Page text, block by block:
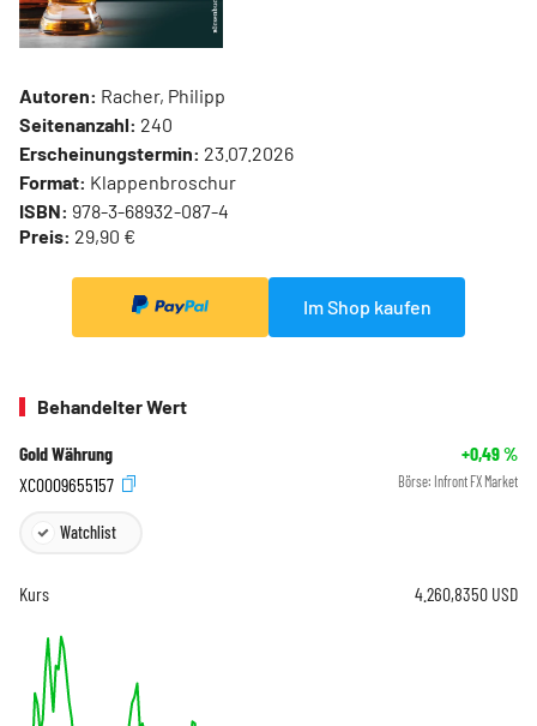
Autoren: Racher, Philipp
Seitenanzahl: 240
Erscheinungstermin: 23.07.2026
Format: Klappenbroschur
ISBN: 978-3-68932-087-4
Preis: 29,90 €
Im Shop kaufen
Behandelter Wert
Gold Währung +0,49%
XC0009655157
Börse: Infront FX Market
Watchlist
Kurs 4.260,8350 USD